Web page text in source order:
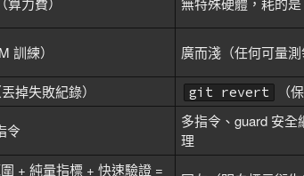
訓練） 廣而淺（任何可量測
丟掉失敗紀錄） git revert （
令
多指令、guard 安
理
+ 純量指標 + 快速驗證 =